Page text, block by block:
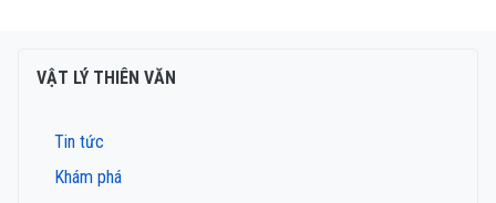
VẬT LÝ THIÊN VĂN
Tin tức
Khám phá